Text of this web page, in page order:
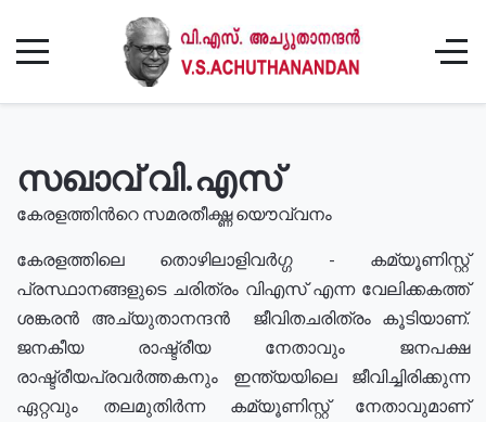
സഖാവ് വി.എസ്
കേരളത്തിൻറെ സമരതീക്ഷ്ണ യൌവ്വനം
കേരളത്തിലെ തൊഴിലാളിവർഗ്ഗ - കമ്യൂണിസ്റ്റ്
പ്രസ്ഥാനങ്ങളുടെ ചരിത്രം വിഎസ് എന്ന വേലിക്കകത്ത്
ശങ്കരൻ അച്യുതാനന്ദൻ ജീവിതചരിത്രം കൂടിയാണ്.
ജനകീയ രാഷ്ട്രീയ നേതാവും ജനപക്ഷ
രാഷ്ട്രീയപ്രവർത്തകനും ഇന്ത്യയിലെ ജീവിച്ചിരിക്കുന്ന
ഏറ്റവും തലമുതിർന്ന കമ്യൂണിസ്റ്റ് നേതാവുമാണ്